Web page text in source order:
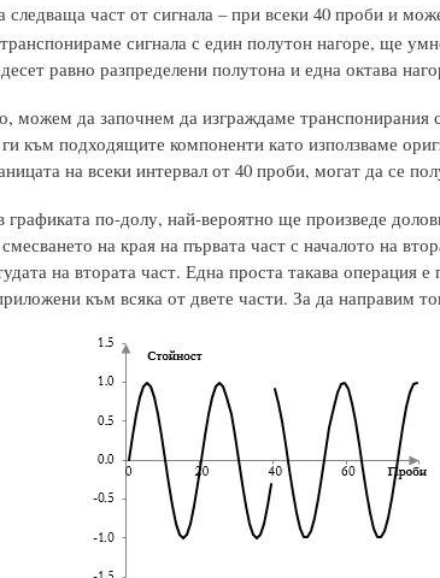
част от сигнала – при всеки 40 проби и
сигнала с един полутон нагоре, ще
равно разпределени полутона и една октава
можем да започнем да изграждаме транспонирания
към подходящите компоненти като използваме
на всеки интервал от 40 проби, могат да се
графиката по-долу, най-вероятно ще произведе
на края на първата част с началото на
на втората част. Една проста такава операция
към всяка от двете части. За да направим